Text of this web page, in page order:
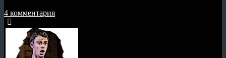
4 комментария